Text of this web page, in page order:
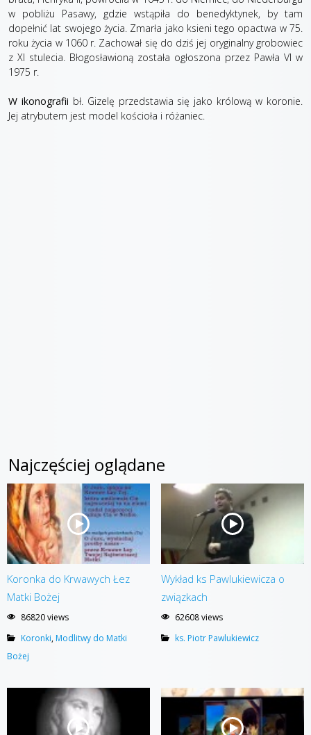
w pobliżu Pasawy, gdzie wstąpiła do benedyktynek, by tam
dopełnić lat swojego życia. Zmarła jako ksieni tego opactwa w 75.
roku życia w 1060 r. Zachował się do dziś jej oryginalny grobowiec
z XI stulecia. Błogosławioną została ogłoszona przez Pawła VI w
1975 r.
W ikonografii bł. Gizelę przedstawia się jako królową w koronie.
Jej atrybutem jest model kościoła i różaniec.
Najczęściej oglądane
Koronka do Krwawych Łez
Matki Bożej
86820 views
Koronki,Modlitwy do Matki
Bożej
Wykład ks Pawlukiewicza o
związkach
62608 views
ks. Piotr Pawlukiewicz